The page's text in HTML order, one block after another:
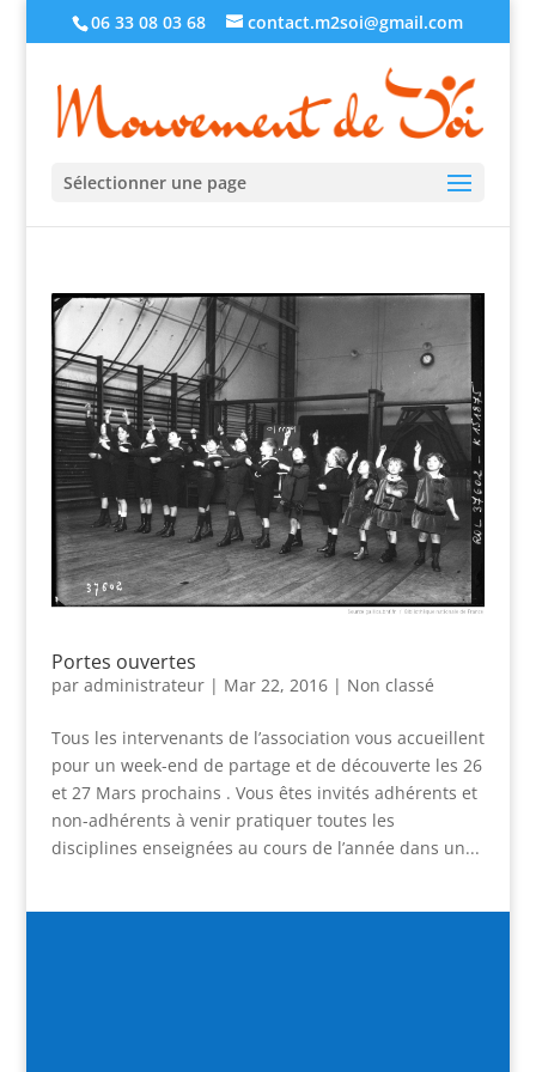
06 33 08 03 68 contact.m2soi@gmail.com
Sélectionner une page
Portes ouvertes
par administrateur| Mar 22, 2016| Non classé
Tous les intervenants de l’association vous accueillent
pour un week-end de partage et de découverte les 26
et 27 Mars prochains . Vous êtes invités adhérents et
non-adhérents à venir pratiquer toutes les
disciplines enseignées au cours de l’année dans un...